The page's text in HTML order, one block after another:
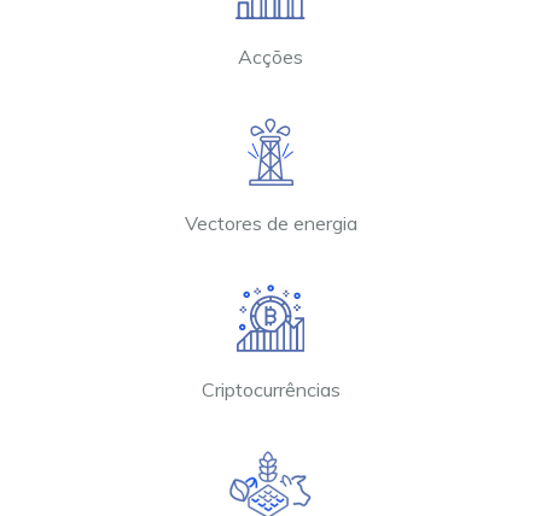
Acções
Vectores de energia
Criptocurrências